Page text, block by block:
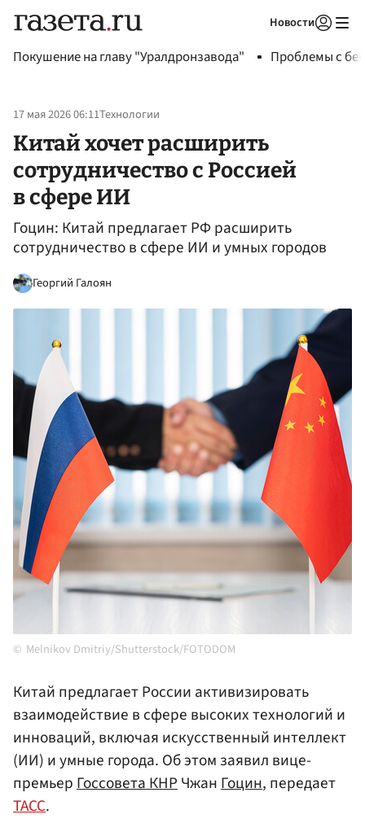
Новости
Покушение на главу "Уралдронзавода" Проблемы с
17 мая 2026 06:11Технологии
Китай хочет расширить
сотрудничество с Россией
в сфере ИИ
Гоцин: Китай предлагает РФ расширить
сотрудничество в сфере ИИ и умных городов
Георгий Галоян
Melnikov Dmitriy/Shutterstock/FOTODOM
Китай предлагает России активизировать
взаимодействие в сфере высоких технологий и
инноваций, включая искусственный интеллект
(ИИ) и умные города. Об этом заявил вице-
премьерГоссовета КНРЧжанГоцин, передает
ТАСС.